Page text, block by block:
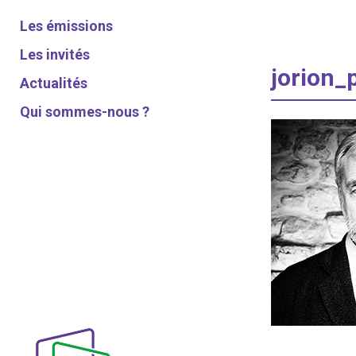
Les émissions
Les invités
Actualités
Qui sommes-nous ?